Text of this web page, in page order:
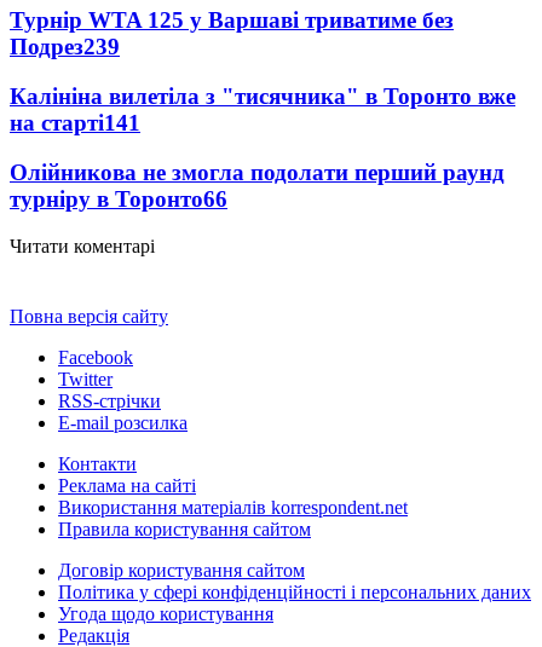
Турнір WTA 125 у Варшаві триватиме без
Подрез239
Калініна вилетіла з "тисячника" в Торонто вже
на старті141
Олійникова не змогла подолати перший раунд
турніру в Торонто66
Читати коментарі
Повна версія сайту
Facebook
Twitter
RSS-стрічки
E-mail розсилка
Контакти
Реклама на сайті
Використання матеріалів korrespondent.net
Правила користування сайтом
Договір користування сайтом
Політика у сфері конфіденційності і персональних даних
Угода щодо користування
Редакція